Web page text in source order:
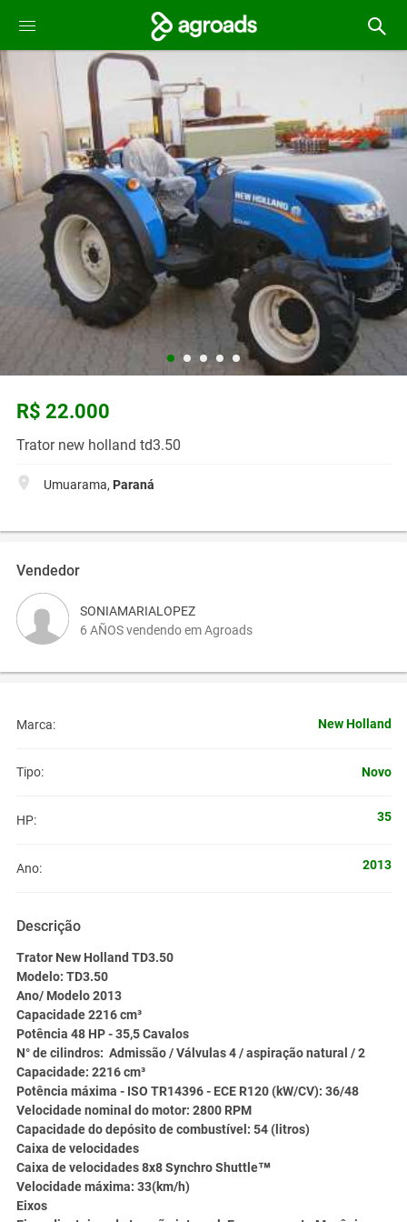
R$ 22.000
Trator new holland td3.50
Umuarama, Paraná
Vendedor
SONIAMARIALOPEZ
6 AÑOS vendendo em Agroads
Marca: New Holland
Tipo: Novo
HP: 35
Ano: 2013
Descrição
Trator New Holland TD3.50
Modelo: TD3.50
Ano/ Modelo 2013
Capacidade 2216 cm³
Potência 48 HP - 35,5 Cavalos
N° de cilindros: Admissão / Válvulas 4 / aspiração natural / 2
Capacidade: 2216 cm³
Potência máxima - ISO TR14396 - ECE R120 (kW/CV): 36/48
Velocidade nominal do motor: 2800 RPM
Capacidade do depósito de combustível: 54 (litros)
Caixa de velocidades
Caixa de velocidades 8x8 Synchro Shuttle™
Velocidade máxima: 33(km/h)
Eixos